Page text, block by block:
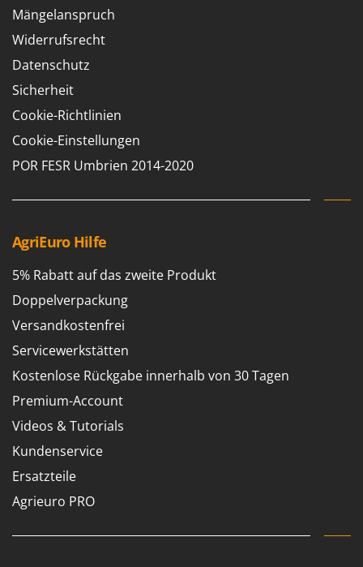
Mängelanspruch
Widerrufsrecht
Datenschutz
Sicherheit
Cookie-Richtlinien
Cookie-Einstellungen
POR FESR Umbrien 2014-2020
AgriEuro Hilfe
5% Rabatt auf das zweite Produkt
Doppelverpackung
Versandkostenfrei
Servicewerkstätten
Kostenlose Rückgabe innerhalb von 30 Tagen
Premium-Account
Videos & Tutorials
Kundenservice
Ersatzteile
Agrieuro PRO